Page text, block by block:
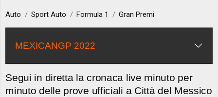
Auto Sport Auto Formula 1 Gran Premi
MEXICANGP 2022
Segui in diretta la cronaca live minuto per
minuto delle prove ufficiali a Città del Messico